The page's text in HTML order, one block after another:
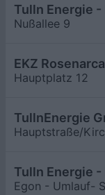
Tulln Energie
Nußallee 9
EKZ
Hauptplatz 12
TullnEnergie
Hauptstraße/
Tulln Energie
Egon - Umlauf-